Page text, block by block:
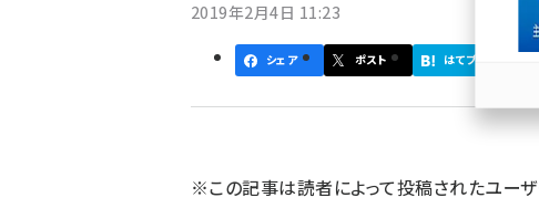
2019年2月4日 11:23
シェア ポスト はてブ
※この記事は読者によって投稿されたユー